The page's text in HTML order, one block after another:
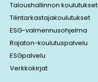
Taloushallinnon koulutukset
Tilintarkastajakoulutukset
ESG-valmennusohjelma
Rajaton-koulutuspalvelu
ESGpalvelu
Verkkokirjat